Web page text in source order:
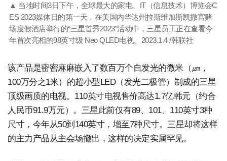
▲ 当地时间3日下午，全球最大的家电、IT（信息技术）博览会C
ES 2023媒体日的第一天，在美国内华达州拉斯维加斯凯撒宫赌
场度假酒店举行的“三星首秀2023”活动中，三星员工正在查看今
年首次亮相的98英寸级 Neo QLED电视。2023.1.4 /韩联社
该产品是密密麻麻嵌入了数百万个自发光的微米（㎛，
100万分之1米）的超小型LED（发光二极管）制成的三星
顶级画质的电视。110英寸电视售价高达1.7亿韩元（约合
人民币91.9万元）。三星此前仅有89、101、110英寸3种
尺寸，今年从50到140英寸，增至7种尺寸。三星却将这样
的主力产品从主会场撤出，这样的决定实属罕见。